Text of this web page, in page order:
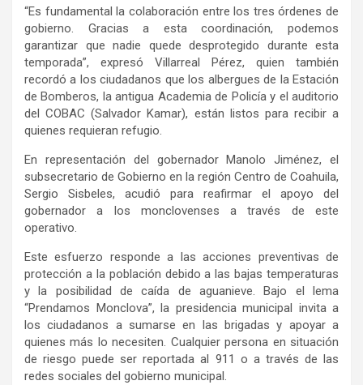
“Es fundamental la colaboración entre los tres órdenes de
gobierno. Gracias a esta coordinación, podemos
garantizar que nadie quede desprotegido durante esta
temporada”, expresó Villarreal Pérez, quien también
recordó a los ciudadanos que los albergues de la Estación
de Bomberos, la antigua Academia de Policía y el auditorio
del COBAC (Salvador Kamar), están listos para recibir a
quienes requieran refugio.
En representación del gobernador Manolo Jiménez, el
subsecretario de Gobierno en la región Centro de Coahuila,
Sergio Sisbeles, acudió para reafirmar el apoyo del
gobernador a los monclovenses a través de este
operativo.
Este esfuerzo responde a las acciones preventivas de
protección a la población debido a las bajas temperaturas
y la posibilidad de caída de aguanieve. Bajo el lema
“Prendamos Monclova”, la presidencia municipal invita a
los ciudadanos a sumarse en las brigadas y apoyar a
quienes más lo necesiten. Cualquier persona en situación
de riesgo puede ser reportada al 911 o a través de las
redes sociales del gobierno municipal.